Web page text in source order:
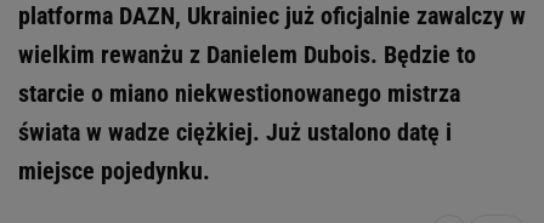
platforma DAZN, Ukrainiec już oficjalnie zawalczy w
wielkim rewanżu z Danielem Dubois. Będzie to
starcie o miano niekwestionowanego mistrza
świata w wadze ciężkiej. Już ustalono datę i
miejsce pojedynku.